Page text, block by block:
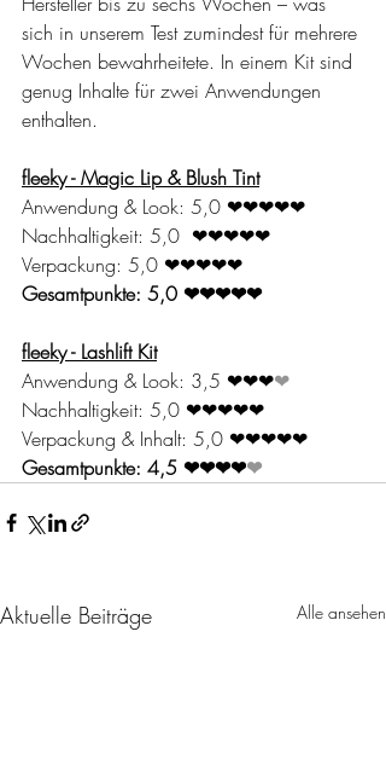
sich in unserem Test zumindest für mehrere
Wochen bewahrheitete. In einem Kit sind
genug Inhalte für zwei Anwendungen
enthalten.
fleeky - Magic Lip & Blush Tint
Anwendung & Look: 5,0 ❤❤❤❤❤
Nachhaltigkeit: 5,0 ❤❤❤❤❤
Verpackung: 5,0 ❤❤❤❤❤
Gesamtpunkte: 5,0 ❤❤❤❤❤
fleeky - Lashlift Kit
Anwendung & Look: 3,5 ❤❤❤❤
Nachhaltigkeit: 5,0 ❤❤❤❤❤
Verpackung & Inhalt: 5,0 ❤❤❤❤❤
Gesamtpunkte: 4,5 ❤❤❤❤❤
Aktuelle Beiträge Alle ansehen